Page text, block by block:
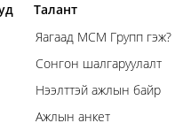
Талант
Яагаад МСМ Групп гэж?
Сонгон шалгаруулалт
Нээлттэй ажлын байр
Ажлын анкет